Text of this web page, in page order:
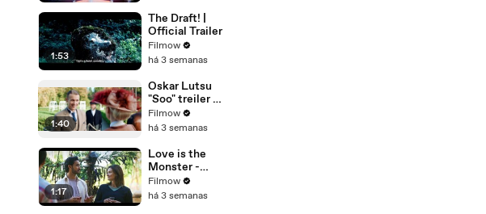
1:53
The Draft! |
Official Trailer
Filmow
há 3 semanas
1:40
Oskar Lutsu
"Soo" treiler -
film kinodes
18.
2022
Filmow
há 3 semanas
1:17
Love is the
Monster -
Trailer
Filmow
há 3 semanas